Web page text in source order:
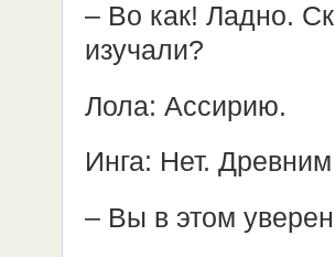
– Во как! Ладно.
изучали?
Лола: Ассирию.
Инга: Нет. Древним
– Вы в этом